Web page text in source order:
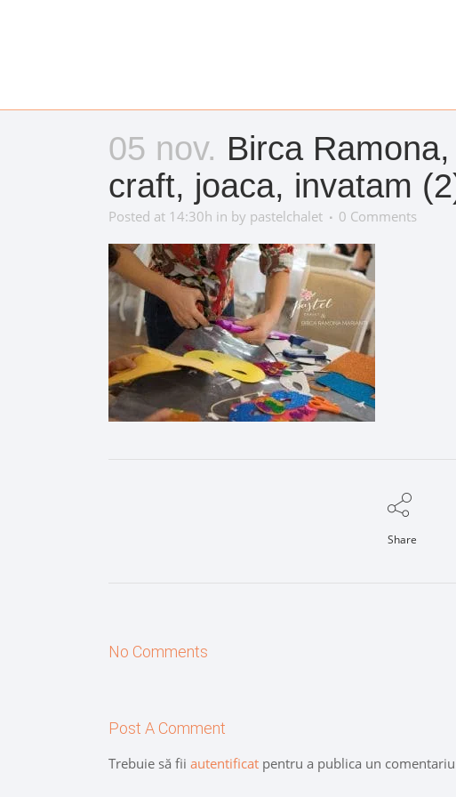
05 nov. Birca
craft, joaca, invatam
Posted at 14:30h in by pastelchalet 0 Comments
Share
No Comments
Post A Comment
Trebuie să fii autentificat pentru a publica un